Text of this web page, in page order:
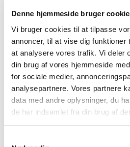
Denne hjemmeside bruger
Vi bruger cookies til at tilpasse
annoncer, til at vise dig funktioner
at analysere vores trafik. Vi deler
din brug af vores hjemmeside
for sociale medier,
analysepartnere. Vores partnere
data med andre oplysninger, du
de har indsamlet fra din brug af
2024 (224)
2023 (195)
2022 (197)
2021 (516)
2020 (263)
2019 (159)